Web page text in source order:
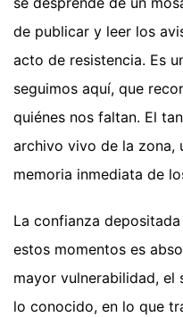
de publicar y leer los
acto de resistencia. Es
seguimos aquí, que
quiénes nos faltan. El
archivo vivo de la zona,
memoria inmediata de
La confianza
estos momentos es
mayor vulnerabilidad, el
lo conocido, en lo que